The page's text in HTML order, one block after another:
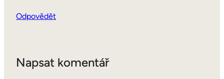
Odpovědět
Napsat komentář